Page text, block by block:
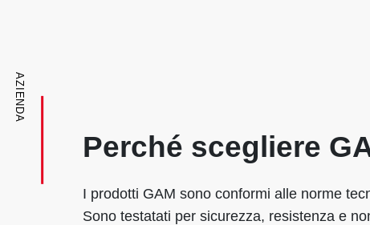
AZIENDA
Perché scegliere
I prodotti GAM sono conformi alle norme
Sono testatati per sicurezza, resistenza e